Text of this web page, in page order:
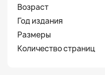
Возраст
Год издания
Размеры
Количество страниц